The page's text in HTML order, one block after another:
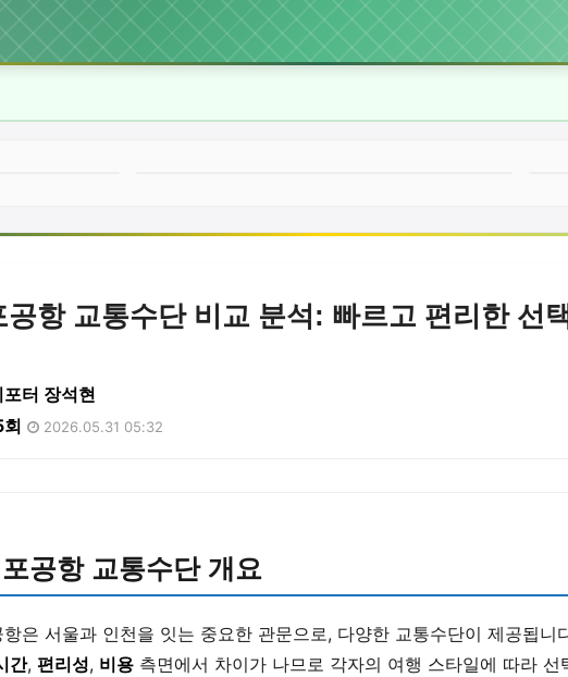
공항 교통수단 비교 분석: 빠르고 편리한 선
터 장석현
2026.05.31 05:32
공항 교통수단 개요
항은 서울과 인천을 잇는 중요한 관문으로, 다양한 교통수단이 제공됩니
간, 편리성, 비용 측면에서 차이가 나므로 각자의 여행 스타일에 따라 선